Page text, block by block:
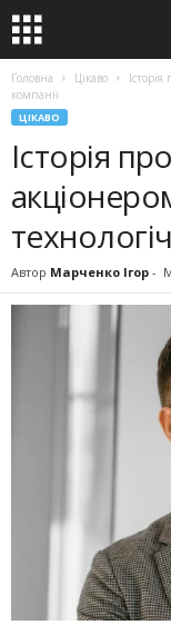
Головна Цікаво
компанії
ЦІКАВО
Історія
Автор Марченко Ігор -